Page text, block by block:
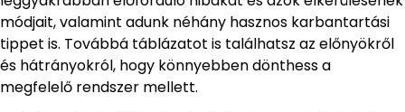
módjait, valamint adunk néhány hasznos karbantartási
tippet is. Továbbá táblázatot is találhatsz az előnyökről
és hátrányokról, hogy könnyebben dönthess a
megfelelő rendszer mellett.